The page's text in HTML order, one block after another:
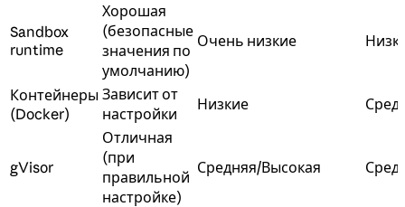
Sandbox
runtime
Хорошая
(безопасные
значения по
умолчанию)
Очень низкие
Контейнеры
(Docker)
Зависит от
настройки
Низкие
gVisor
Отличная
(при
правильной
настройке)
Средняя/Высокая